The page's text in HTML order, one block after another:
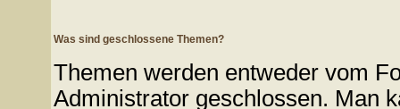
Was sind geschlossene Themen?
Themen werden entweder vom
Administrator geschlossen. Man